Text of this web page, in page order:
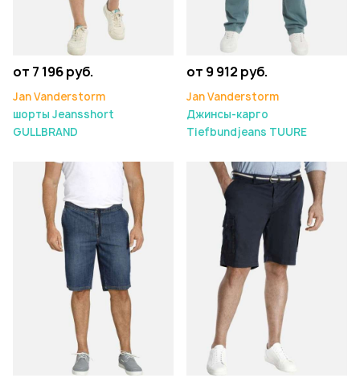
от 7 196 руб.
Jan Vanderstorm
шорты Jeansshort
GULLBRAND
от 9 912 руб.
Jan Vanderstorm
Джинсы-карго
Tiefbundjeans TUURE